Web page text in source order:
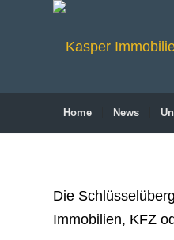
Home News
Die
Immobilien, KFZ